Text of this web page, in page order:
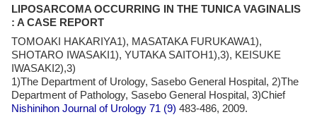
LIPOSARCOMA OCCURRING IN THE TUNICA VAGINALIS
: A CASE REPORT
TOMOAKI HAKARIYA1), MASATAKA FURUKAWA1),
SHOTARO IWASAKI1), YUTAKA SAITOH1),3), KEISUKE
IWASAKI2),3)
1)The Department of Urology, Sasebo General Hospital, 2)The
Department of Pathology, Sasebo General Hospital, 3)Chief
Nishinihon Journal of Urology 71 (9)483-486, 2009.